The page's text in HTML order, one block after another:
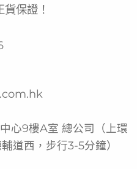
保證！
心9樓A室 總公司（上環
道西，步行3-5分鐘）